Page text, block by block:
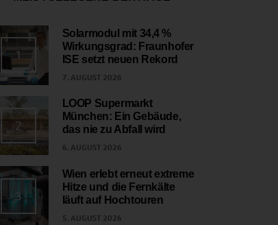
1
Solarmodul mit 34,4 %
Wirkungsgrad: Fraunhofer
ISE setzt neuen Rekord
7. AUGUST 2026
2
LOOP Supermarkt
München: Ein Gebäude,
das nie zu Abfall wird
6. AUGUST 2026
3
Wien erlebt erneut extreme
Hitze und die Fernkälte
läuft auf Hochtouren
5. AUGUST 2026